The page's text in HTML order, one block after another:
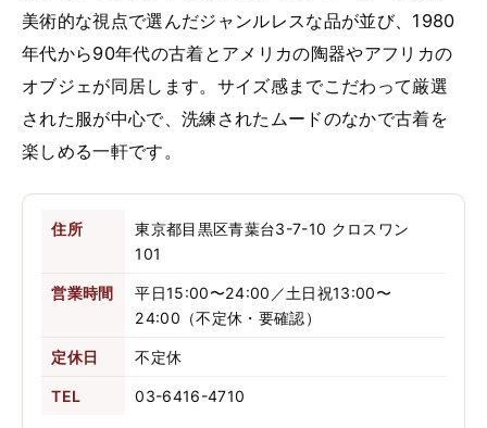
美術的な視点で選んだジャンルレスな品が並び、1980
年代から90年代の古着とアメリカの陶器やアフリカの
オブジェが同居します。サイズ感までこだわって厳選
された服が中心で、洗練されたムードのなかで古着を
楽しめる一軒です。
住所
東京都目黒区青葉台3-7-10 クロスワン
101
営業時間
平日15:00〜24:00／土日祝13:00〜
24:00（不定休・要確認）
定休日 不定休
TEL 03-6416-4710